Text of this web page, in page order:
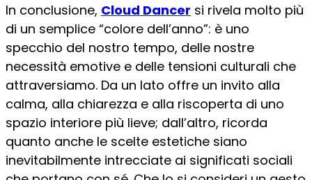
In conclusione, Cloud Dancer si rivela molto più
di un semplice “colore dell’anno”: è uno
specchio del nostro tempo, delle nostre
necessità emotive e delle tensioni culturali che
attraversiamo. Da un lato offre un invito alla
calma, alla chiarezza e alla riscoperta di uno
spazio interiore più lieve; dall’altro, ricorda
quanto anche le scelte estetiche siano
inevitabilmente intrecciate ai significati sociali